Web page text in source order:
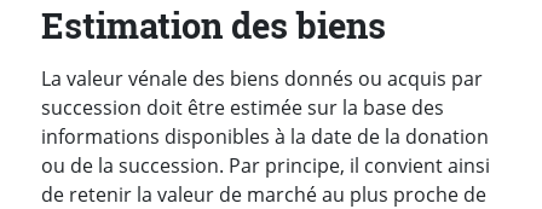
Estimation des biens
La valeur vénale des biens donnés ou acquis par
succession doit être estimée sur la base des
informations disponibles à la date de la donation
ou de la succession. Par principe, il convient ainsi
de retenir la valeur de marché au plus proche de